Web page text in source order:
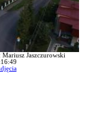
Jaszczurowski